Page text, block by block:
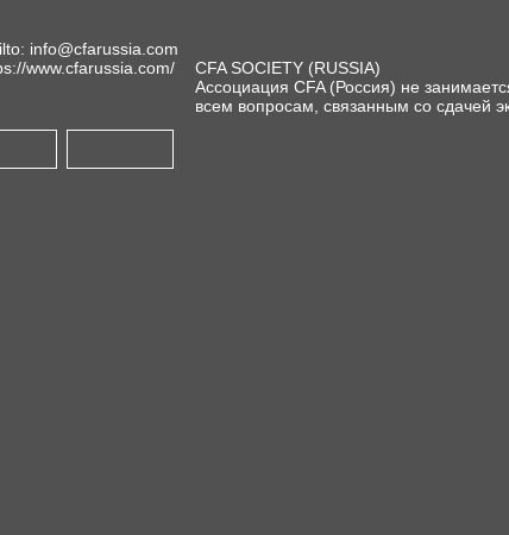
info@cfarussia.com
www.cfarussia.com/
CFA SOCIETY (RUSSIA)
Ассоциация CFA (Россия) не
всем вопросам, связанным со сдачей